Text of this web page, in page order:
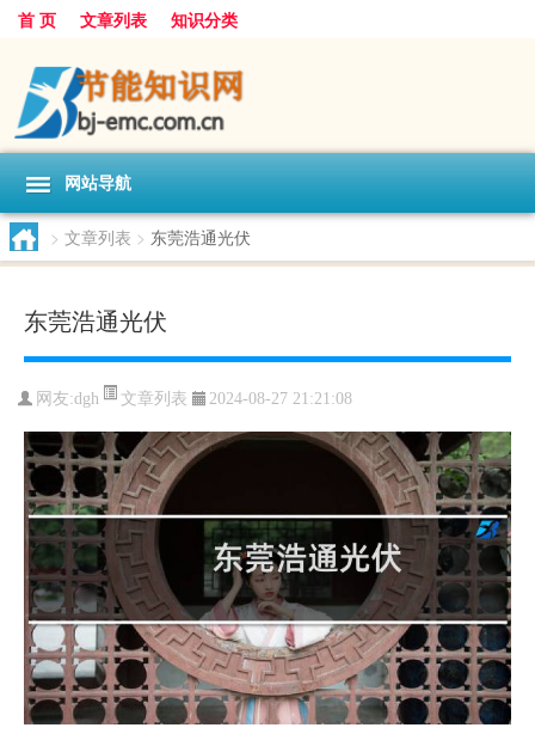
首 页 文章列表 知识分类
网站导航
> 文章列表 > 东莞浩通光伏
东莞浩通光伏
网友:dgh 文章列表 2024-08-27 21:21:08